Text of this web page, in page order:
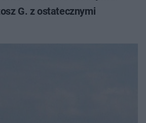
G. z ostatecznymi